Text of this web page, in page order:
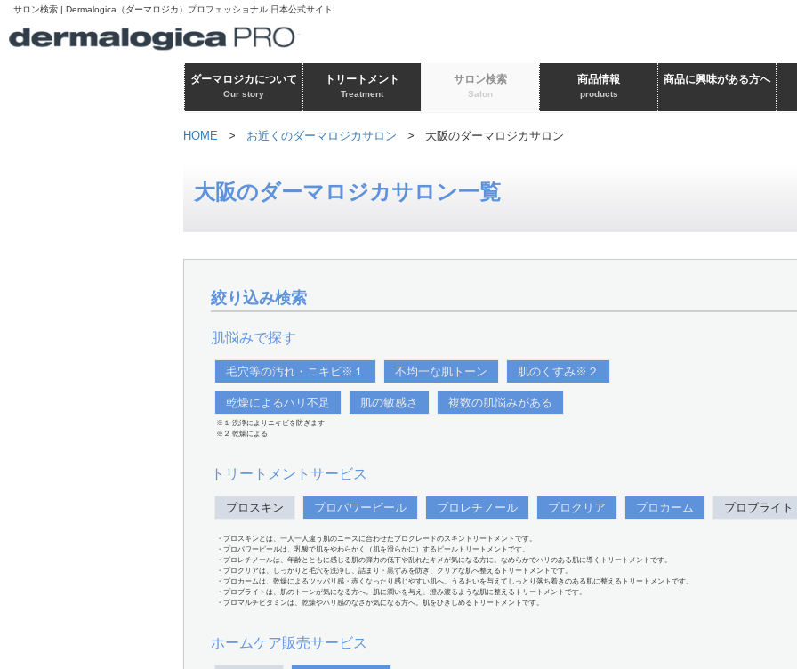
サロン検索 | Dermalogica（ダーマロジカ）プロフェッショナル 日本公式サイト
ダーマロジカについて
Our story
トリートメント
Treatment
サロン検索
Salon
商品情報
products
商品に興味がある方へ
HOME > お近くのダーマロジカサロン > 大阪のダーマロジカサロン
大阪のダーマロジカサロン一覧
絞り込み検索
肌悩みで探す
毛穴等の汚れ・ニキビ※１ 不均一な肌トーン 肌のくすみ※２
乾燥によるハリ不足 肌の敏感さ 複数の肌悩みがある
※１ 洗浄によりニキビを防ぎます
※２ 乾燥による
トリートメントサービス
プロスキン プロパワーピール プロレチノール プロクリア プロカーム プロブライト
・プロスキンとは、一人一人違う肌のニーズに合わせたプログレードのスキントリートメントです。
・プロパワーピールは、乳酸で肌をやわらかく（肌を滑らかに）するピールトリートメントです。
・プロレチノールは、年齢とともに感じる肌の弾力の低下や乱れたキメが気になる方に。なめらかでハリのある肌に導くトリートメントです。
・プロクリアは、しっかりと毛穴を洗浄し、詰まり・黒ずみを防ぎ、クリアな肌へ整えるトリートメントです。
・プロカームは、乾燥によるツッパリ感・赤くなったり感じやすい肌へ。うるおいを与えてしっとり落ち着きのある肌に整えるトリートメントです。
・プロブライトは、肌のトーンが気になる方へ。肌に潤いを与え、澄み渡るような肌に整えるトリートメントです。
・プロマルチビタミンは、乾燥やハリ感のなさが気になる方へ。肌をひきしめるトリートメントです。
ホームケア販売サービス